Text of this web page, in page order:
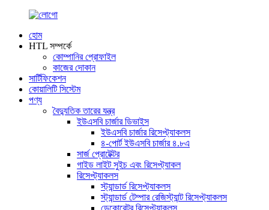
হোম
HTL সম্পর্কে
কোম্পানির প্রোফাইল
কাজের দোকান
সার্টিফিকেশন
কোয়ালিটি সিস্টেম
পণ্য
বৈদ্যুতিক তারের যন্ত্র
ইউএসবি চার্জার ডিভাইস
ইউএসবি চার্জার রিসেপ্ট্যাকলস
৪-পোর্ট ইউএসবি চার্জার ৪.৮এ
সার্জ প্রোটেক্টর
গাইড লাইট সুইচ এবং রিসেপ্ট্যাকল
রিসেপ্ট্যাকলস
স্ট্যান্ডার্ড রিসেপ্ট্যাকলস
স্ট্যান্ডার্ড টেম্পার রেজিস্ট্যান্ট রিসেপ্ট্যাকলস
ডেকোরেটর রিসেপ্ট্যাকলস